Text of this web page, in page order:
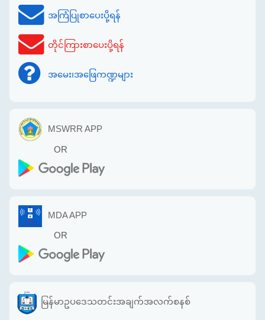
အကြံပြုစာပေးပို့ရန်
တိုင်ကြားစာပေးပို့ရန်
အမေး၊အဖြေကဏ္ဍများ
MSWRR APP
OR
MDA APP
OR
မြန်မာဥပဒေသတင်းအချက်အလက်စနစ်